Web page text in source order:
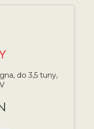
do 3,5 tuny,